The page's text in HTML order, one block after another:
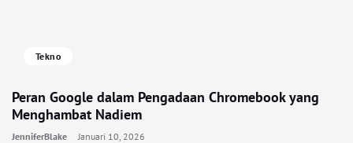
Tekno
Peran Google dalam Pengadaan Chromebook yang
Menghambat Nadiem
JenniferBlake Januari 10, 2026